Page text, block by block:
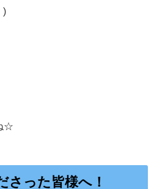
)
☆
さった皆様へ！